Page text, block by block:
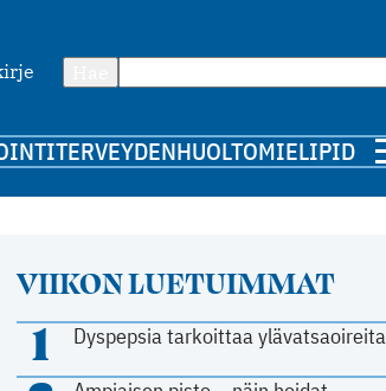
TERVEYDENHUOLTOMIELIPIDE
VIIKON LUETUIMMAT
1 Dyspepsia tarkoittaa ylävatsaoireita